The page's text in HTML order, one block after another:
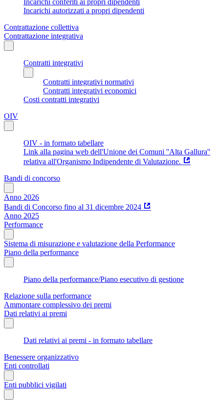
Incarichi conferiti ai propri dipendenti
Incarichi autorizzati a propri dipendenti
Contrattazione collettiva
Contrattazione integrativa
Contratti integrativi
Contratti integrativi normativi
Contratti integrativi economici
Costi contratti integrativi
OIV
OIV - in formato tabellare
Link alla pagina web dell'Unione dei Comuni ''Alta Gallura''
relativa all'Organismo Indipendente di Valutazione.
Bandi di concorso
Anno 2026
Bandi di Concorso fino al 31 dicembre 2024
Anno 2025
Performance
Sistema di misurazione e valutazione della Performance
Piano della performance
Piano della performance/Piano esecutivo di gestione
Relazione sulla performance
Ammontare complessivo dei premi
Dati relativi ai premi
Dati relativi ai premi - in formato tabellare
Benessere organizzativo
Enti controllati
Enti pubblici vigilati